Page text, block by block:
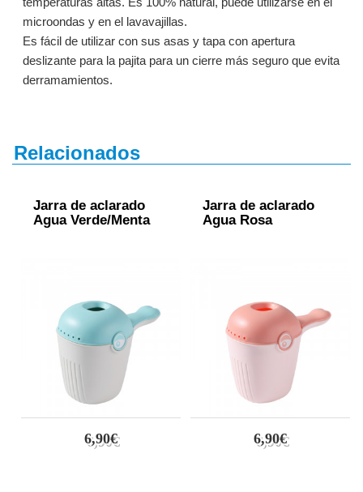
microondas y en el lavavajillas.
Es fácil de utilizar con sus asas y tapa con apertura
deslizante para la pajita para un cierre más seguro que evita
derramamientos.
Relacionados
Jarra de aclarado
Agua Verde/Menta
6,90€
Jarra de aclarado
Agua Rosa
6,90€